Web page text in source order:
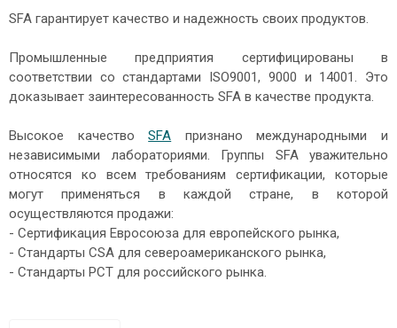
SFA гарантирует качество и надежность своих продуктов.
Промышленные предприятия сертифицированы в
соответствии со стандартами ISO9001, 9000 и 14001. Это
доказывает заинтересованность SFA в качестве продукта.
Высокое качествоSFA признано международными и
независимыми лабораториями. Группы SFA уважительно
относятся ко всем требованиям сертификации, которые
могут применяться в каждой стране, в которой
осуществляются продажи:
- Сертификация Евросоюза для европейского рынка,
- Стандарты CSA для североамериканского рынка,
- Стандарты РСТ для российского рынка.